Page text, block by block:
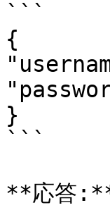
```
{
}
```
**応答:**